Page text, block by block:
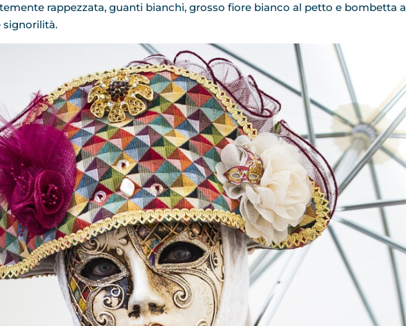
rappezzata, guanti bianchi, grosso fiore bianco al petto e bombetta a
signorilità.